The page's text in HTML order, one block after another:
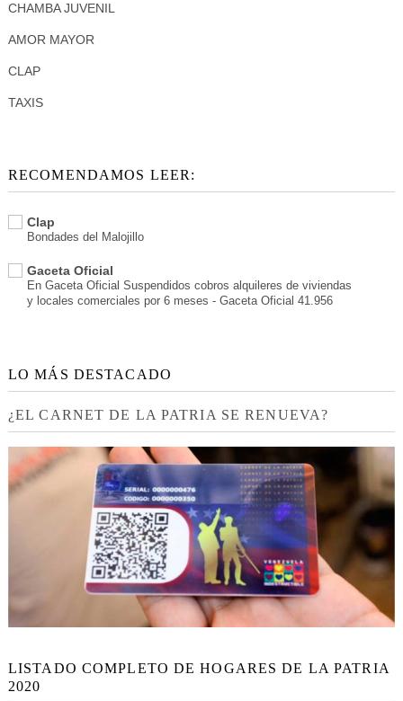
CHAMBA JUVENIL
AMOR MAYOR
CLAP
TAXIS
RECOMENDAMOS LEER:
Clap
Bondades del Malojillo
Gaceta Oficial
En Gaceta Oficial Suspendidos cobros alquileres de viviendas
y locales comerciales por 6 meses - Gaceta Oficial 41.956
LO MÁS DESTACADO
¿EL CARNET DE LA PATRIA SE RENUEVA?
LISTADO COMPLETO DE HOGARES DE LA PATRIA
2020